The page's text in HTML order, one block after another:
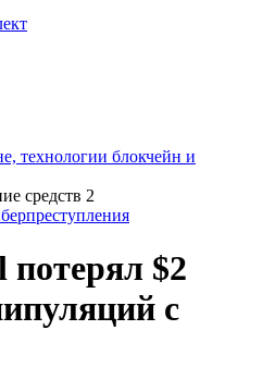
технологии блокчейн и
потерял $2
с